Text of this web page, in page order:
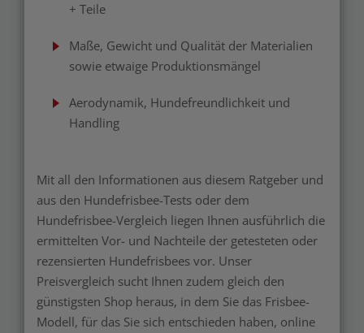
+ Teile
Maße, Gewicht und Qualität der Materialien
sowie etwaige Produktionsmängel
Aerodynamik, Hundefreundlichkeit und
Handling
Mit all den Informationen aus diesem Ratgeber und
aus den Hundefrisbee-Tests oder dem
Hundefrisbee-Vergleich liegen Ihnen ausführlich die
ermittelten Vor- und Nachteile der getesteten oder
rezensierten Hundefrisbees vor. Unser
Preisvergleich sucht Ihnen zudem gleich den
günstigsten Shop heraus, in dem Sie das Frisbee-
Modell, für das Sie sich entschieden haben, online